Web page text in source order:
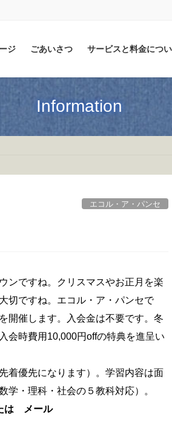
ジ ごあいさつ サービスと料金につ
Information
エコル・ア・パンセ
ンですね。クリスマスやお正月を楽
切ですね。エコル・ア・パンセで
開催します。入会金は不要です。冬
会時費用10,000円offの特典を進呈い
着優先になります）。学習内容は面
学・理科・社会の５教科対応）。
は メール